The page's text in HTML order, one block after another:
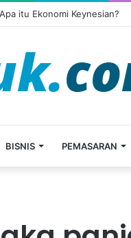
Apa itu Ekonomi Keynesian?
BISNIS PEMASARAN